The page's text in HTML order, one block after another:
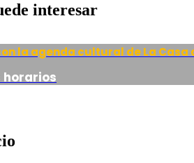
interesar
la agenda cultural de La Casa
horarios